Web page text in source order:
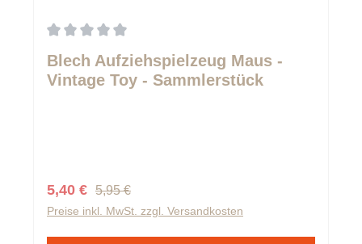
Blech Aufziehspielzeug Maus -
Vintage Toy - Sammlerstück
Verkaufspreis:
5,40 € Regulärer Preis:
5,95 €
Preise inkl. MwSt. zzgl. Versandkosten